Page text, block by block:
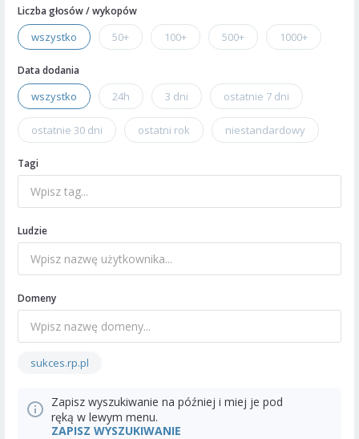
Liczba głosów / wykopów
wszystko 50+ 100+ 500+ 1000+
Data dodania
wszystko 24h 3 dni ostatnie 7 dni
ostatnie 30 dni ostatni rok niestandardowy
Tagi
Ludzie
Domeny
sukces.rp.pl
Zapisz wyszukiwanie na później i miej je pod
ręką w lewym menu.
ZAPISZ WYSZUKIWANIE